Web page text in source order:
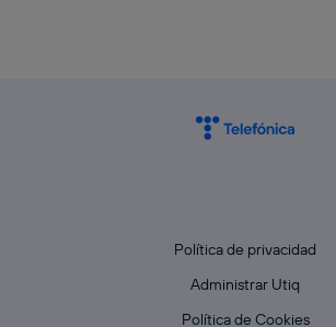
Política de privacidad
Administrar Utiq
Política de Cookies